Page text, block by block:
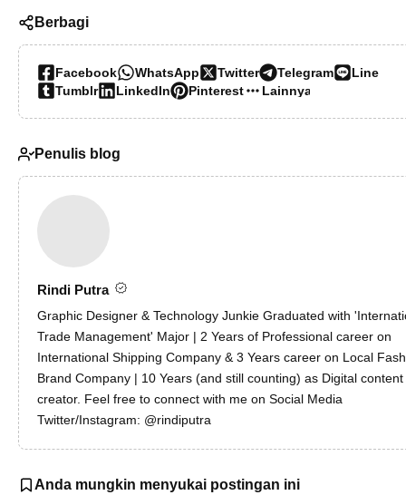
Berbagi
Facebook WhatsApp Twitter Telegram
Line
Tumblr
LinkedIn Pinterest Lainnya…
Penulis blog
Rindi Putra
Graphic Designer & Technology Junkie Graduated with
Trade Management' Major | 2 Years of Professional career on
International Shipping Company & 3 Years career on Local
Brand Company | 10 Years (and still counting) as Digital content
creator. Feel free to connect with me on Social Media
Twitter/Instagram: @rindiputra
Anda mungkin menyukai postingan ini